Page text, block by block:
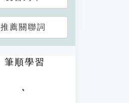
推薦關聯詞
筆順學習